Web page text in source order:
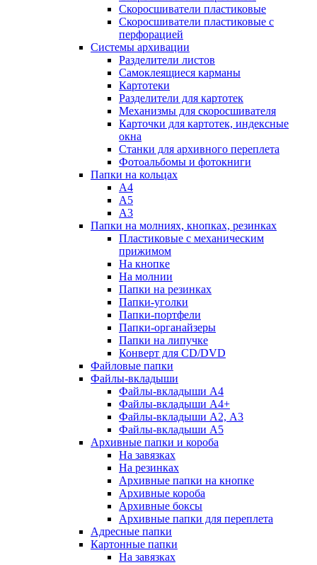
Скоросшиватели пластиковые
Скоросшиватели пластиковые с
перфорацией
Системы архивации
Разделители листов
Самоклеящиеся карманы
Картотеки
Разделители для картотек
Механизмы для скоросшивателя
Карточки для картотек, индексные
окна
Станки для архивного переплета
Фотоальбомы и фотокниги
Папки на кольцах
А4
А5
А3
Папки на молниях, кнопках, резинках
Пластиковые с механическим
прижимом
На кнопке
На молнии
Папки на резинках
Папки-уголки
Папки-портфели
Папки-органайзеры
Папки на липучке
Конверт для CD/DVD
Файловые папки
Файлы-вкладыши
Файлы-вкладыши А4
Файлы-вкладыши А4+
Файлы-вкладыши А2, А3
Файлы-вкладыши А5
Архивные папки и короба
На завязках
На резинках
Архивные папки на кнопке
Архивные короба
Архивные боксы
Архивные папки для переплета
Адресные папки
Картонные папки
На завязках